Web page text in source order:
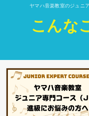
ヤマハ音楽教室のジュニ
こんな